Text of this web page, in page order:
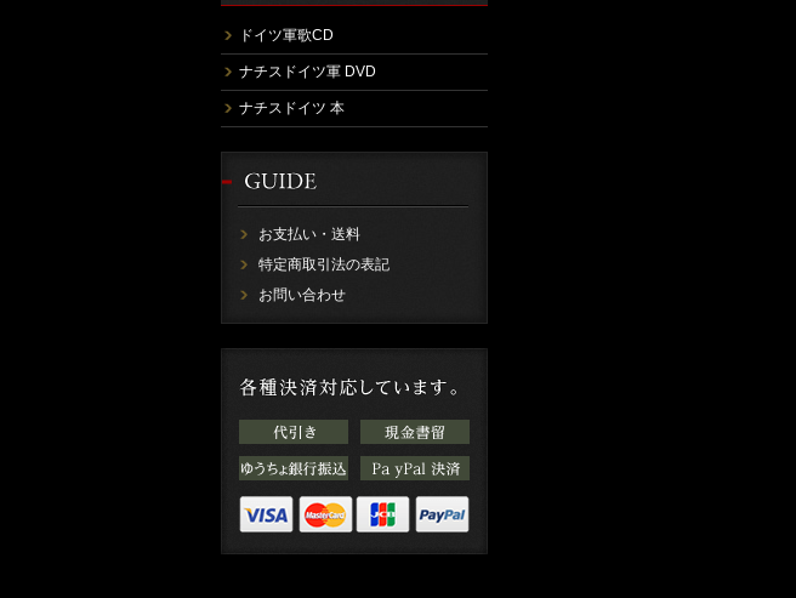
ドイツ軍歌CD
ナチスドイツ軍 DVD
ナチスドイツ 本
お支払い・送料
特定商取引法の表記
お問い合わせ